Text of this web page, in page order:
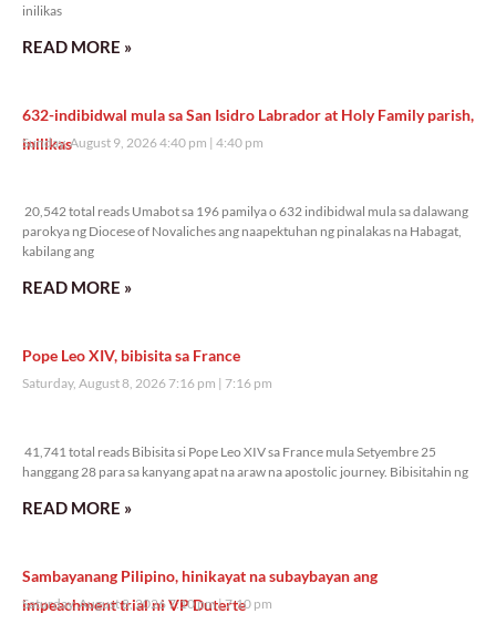
inilikas
READ MORE »
632-indibidwal mula sa San Isidro Labrador at Holy Family parish,
inilikas
Sunday, August 9, 2026 4:40 pm 4:40 pm
20,542 total reads Umabot sa 196 pamilya o 632 indibidwal mula sa dalawang
parokya ng Diocese of Novaliches ang naapektuhan ng pinalakas na Habagat,
kabilang ang
READ MORE »
Pope Leo XIV, bibisita sa France
Saturday, August 8, 2026 7:16 pm 7:16 pm
41,741 total reads Bibisita si Pope Leo XIV sa France mula Setyembre 25
hanggang 28 para sa kanyang apat na araw na apostolic journey. Bibisitahin ng
READ MORE »
Sambayanang Pilipino, hinikayat na subaybayan ang
impeachment trial ni VP Duterte
Saturday, August 8, 2026 7:10 pm 7:10 pm